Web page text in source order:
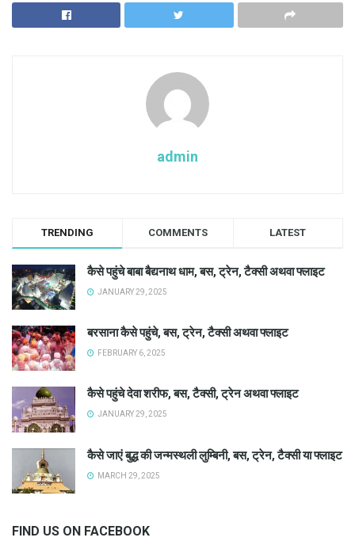
admin
TRENDING COMMENTS LATEST
कैसे पहुंचे बाबा बैद्यनाथ धाम, बस, ट्रेन, टैक्सी अथवा फ्लाइट
JANUARY 29, 2025
बरसाना कैसे पहुंचे, बस, ट्रेन, टैक्सी अथवा फ्लाइट
FEBRUARY 6, 2025
कैसे पहुंचे देवा शरीफ, बस, टैक्सी, ट्रेन अथवा फ्लाइट
JANUARY 29, 2025
कैसे जाएं बुद्ध की जन्मस्थली लुम्बिनी, बस, ट्रेन, टैक्सी या फ्लाइट
MARCH 29, 2025
FIND US ON FACEBOOK